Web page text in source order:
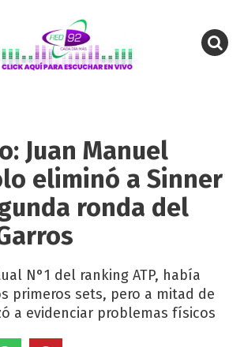
Juan Manuel
eliminó a Sinner
ronda del
N°1 del ranking ATP, había
primeros sets, pero a mitad de
a evidenciar problemas físicos